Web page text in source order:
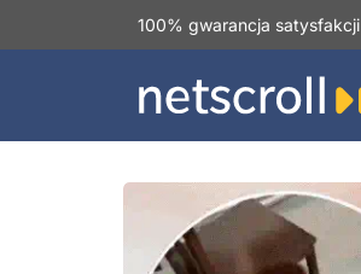
100% gwarancja satysfakcji